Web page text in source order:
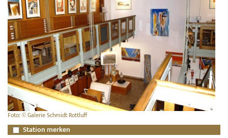
Foto: © Galerie Schmidt Rottluff
Station merken